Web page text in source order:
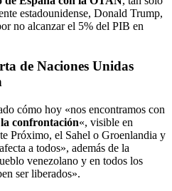
estadounidense, Donald Trump,
no alcanzar el 5% del PIB en
de Naciones Unidas
cómo hoy «nos encontramos con
confrontación«, visible en
Próximo, el Sahel o Groenlandia y
a todos», además de la
venezolano y en todos los
ser liberados».